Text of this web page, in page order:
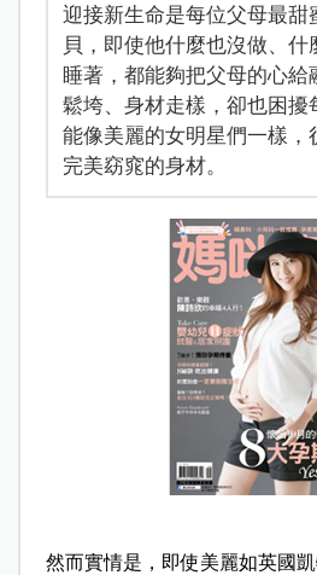
迎接新生命是每位父母最甜
貝，即使他什麼也沒做、
睡著，都能夠把父母的心給
鬆垮、身材走樣，卻也困擾
能像美麗的女明星們一樣，
完美窈窕的身材。
然而實情是，即使美麗如英國